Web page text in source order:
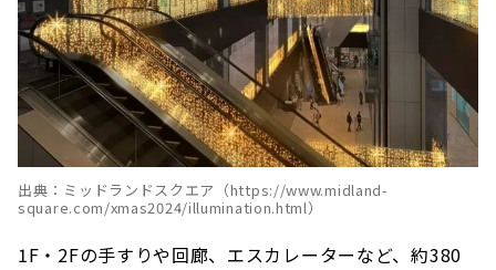
出典：ミッドランドスクエア（https://www.midland-
square.com/xmas2024/illumination.html）
1F・2Fの手すりや回廊、エスカレーターなど、約380